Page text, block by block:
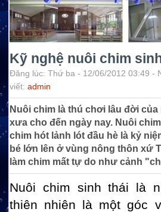
Kỹ nghệ nuôi chim
Đăng lúc: Thứ ba - 12/06/2012 03:49 -
viết: admin
Nuôi chim là thú chơi lâu đời
xưa cho đến ngày nay. Nuôi
chim hót lảnh lót đầu hè là kỷ
bé lớn lên ở vùng nông thôn xứ
làm chim mất tự do như cảnh
Nuôi chim sinh thái là
thiên nhiên là một góc